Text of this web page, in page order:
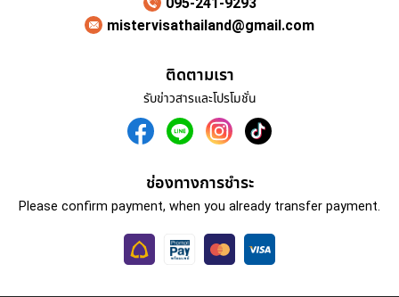
mistervisathailand@gmail.com
ติดตามเรา
รับข่าวสารและโปรโมชั่น
ช่องทางการชำระ
Please confirm payment, when you already transfer payment.